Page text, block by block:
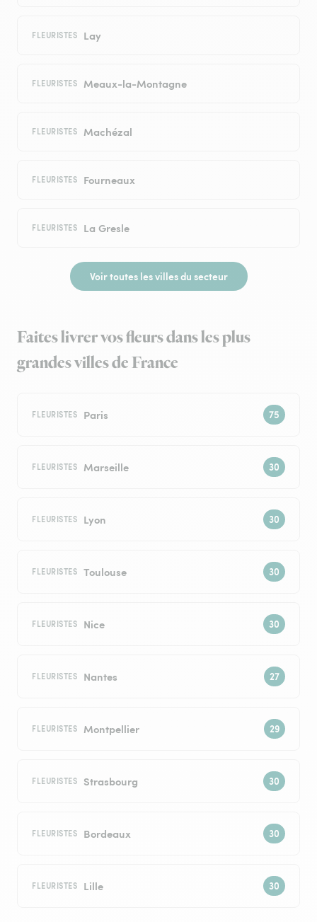
FLEURISTES Lay
FLEURISTES Meaux-la-Montagne
FLEURISTES Machézal
FLEURISTES Fourneaux
FLEURISTES La Gresle
Voir toutes les villes du secteur
Faites livrer vos fleurs dans les plus
grandes villes de France
FLEURISTES Paris
FLEURISTES Marseille
FLEURISTES Lyon
FLEURISTES Toulouse
FLEURISTES Nice
FLEURISTES Nantes
FLEURISTES Montpellier
FLEURISTES Strasbourg
FLEURISTES Bordeaux
FLEURISTES Lille